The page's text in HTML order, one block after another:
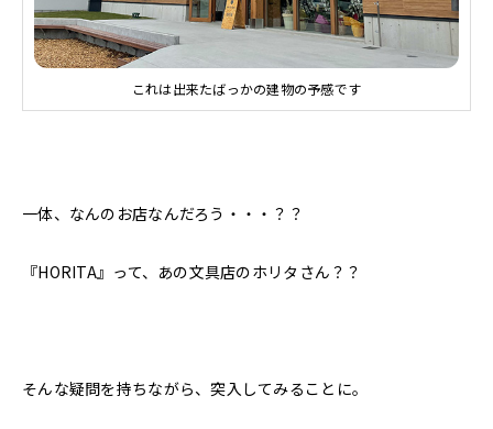
これは出来たばっかの建物の予感です
一体、なんのお店なんだろう・・・？？
『HORITA』って、あの文具店のホリタさん？？
そんな疑問を持ちながら、突入してみることに。